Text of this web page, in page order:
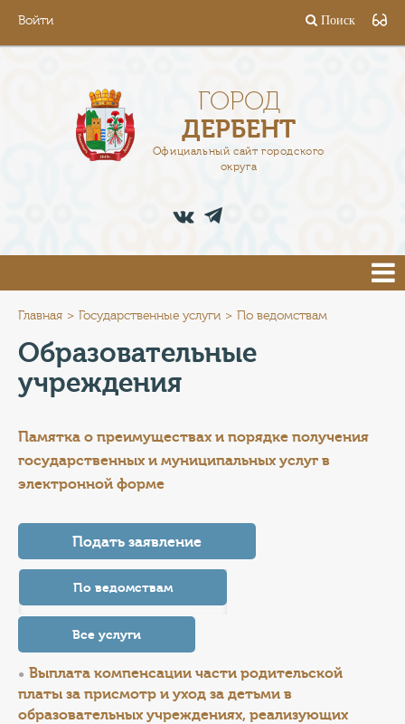
Войти Поиск
ГОРОД
ДЕРБЕНТ
Официальный сайт городского
округа
АДМИНИСТРАЦИЯ
ПРЕСС-ЦЕНТР
ТУРИСТАМ
КАТАЛОГ УСЛУГ
СЛУЖБА ПО КОНТРАКТУ
Главная Государственные услуги По ведомствам
Образовательные
учреждения
Памятка о преимуществах и порядке получения
государственных и муниципальных услуг в
электронной форме
Подать заявление
По ведомствам
Все услуги
Выплата компенсации части родительской
платы за присмотр и уход за детьми в
образовательных учреждениях, реализующих